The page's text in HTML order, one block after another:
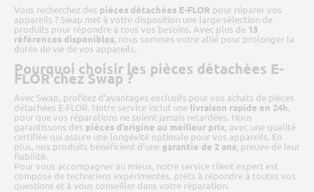
Vous recherchez des pièces détachées E-FLOR pour réparer vos
appareils ? Swap met à votre disposition une large sélection de
produits pour répondre à tous vos besoins. Avec plus de 13
références disponibles, nous sommes votre allié pour prolonger la
durée de vie de vos appareils.
Pourquoi choisir les pièces détachées E-
FLOR chez Swap ?
Avec Swap, profitez d’avantages exclusifs pour vos achats de pièces
détachées E-FLOR. Notre service inclut une livraison rapide en 24h,
pour que vos réparations ne soient jamais retardées. Nous
garantissons des pièces d’origine au meilleur prix, avec une qualité
certifiée qui assure une longévité optimale pour vos appareils. En
plus, nos produits bénéficient d’une garantie de 2 ans, preuve de leur
fiabilité.
Pour vous accompagner au mieux, notre service client expert est
composé de techniciens expérimentés, prêts à répondre à toutes vos
questions et à vous conseiller dans votre réparation.